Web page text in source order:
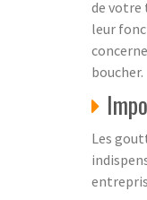
de votre
leur
boucher.
Les